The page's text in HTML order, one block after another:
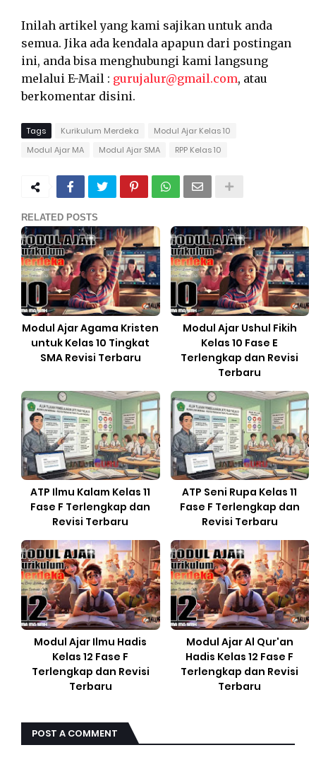
Inilah artikel yang kami sajikan untuk anda
semua. Jika ada kendala apapun dari postingan
ini, anda bisa menghubungi kami langsung
melalui E-Mail : gurujalur@gmail.com, atau
berkomentar disini.
Tags Kurikulum Merdeka
Modul Ajar Kelas 10
Modul Ajar MA
Modul Ajar SMA RPP Kelas 10
RELATED POSTS
Modul Ajar Agama Kristen
untuk Kelas 10 Tingkat
SMA Revisi Terbaru
Modul Ajar Ushul Fikih
Kelas 10 Fase E
Terlengkap dan Revisi
Terbaru
ATP Ilmu Kalam Kelas 11
Fase F Terlengkap dan
Revisi Terbaru
ATP Seni Rupa Kelas 11
Fase F Terlengkap dan
Revisi Terbaru
Modul Ajar Ilmu Hadis
Kelas 12 Fase F
Terlengkap dan Revisi
Terbaru
Modul Ajar Al Qur'an
Hadis Kelas 12 Fase F
Terlengkap dan Revisi
Terbaru
POST A COMMENT